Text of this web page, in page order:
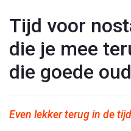
Tijd voor
die je mee
die goede
Even lekker terug in de